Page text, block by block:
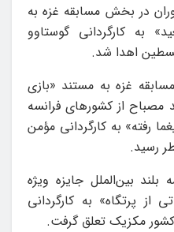
در بخش مسابقه غزه به
به کارگردانی گوستاوو
اهدا شد.
غزه به مستند «بازی
مصباح از کشورهای فرانسه
رفته» به کارگردانی مؤمن
رسید.
بین‌الملل جایزه ویژه
از پرتگاه» به کارگردانی
کشور مکزیک تعلق گرفت.